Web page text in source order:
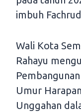
imbuh
Wali Kota
Rahayu
Umur
Unggahan